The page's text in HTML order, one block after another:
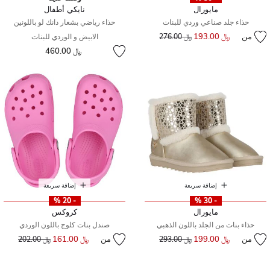
مايورال
حذاء جلد صناعي وردي للبنات
من ﷼ 193.00 سعر مخفض من﷼ 276.00
نايكي أطفال
حذاء رياضي بشعار دانك لو باللونين
الابيض و الوردي للبنات
﷼ 460.00
إضافة سريعة
- 30 %
مايورال
حذاء بنات من الجلد باللون الذهبي
من ﷼ 199.00 سعر مخفض من﷼ 293.00
إضافة سريعة
- 20 %
كروكس
صندل بنات كلوج باللون الوردي
من ﷼ 161.00 سعر مخفض من
﷼ 202.00 إلى